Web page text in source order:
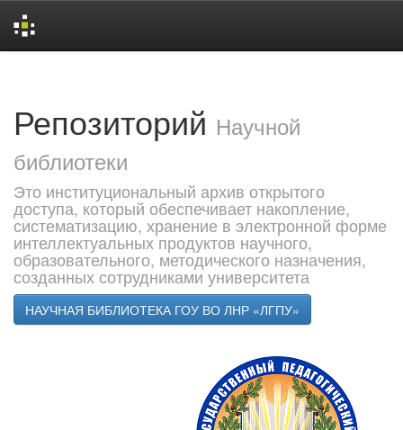
Репозиторий Научной
библиотеки
Это институциональный архив открытого
доступа, который обеспечивает накопление,
систематизацию, хранение в электронной форме
интеллектуальных продуктов научного,
образовательного, методического назначения,
созданных сотрудниками университета
НАУЧНАЯ БИБЛИОТЕКА ГОУ ВО ЛНР «ЛГПУ»